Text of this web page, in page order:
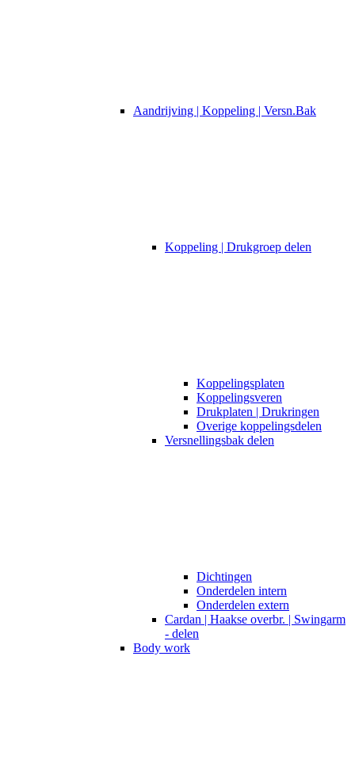
Aandrijving | Koppeling | Versn.Bak
Koppeling | Drukgroep delen
Koppelingsplaten
Koppelingsveren
Drukplaten | Drukringen
Overige koppelingsdelen
Versnellingsbak delen
Dichtingen
Onderdelen intern
Onderdelen extern
Cardan | Haakse overbr. | Swingarm
- delen
Body work